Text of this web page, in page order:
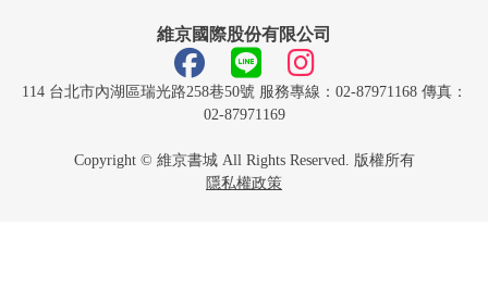
維京國際股份有限公司
114 台北市內湖區瑞光路258巷50號 服務專線：02-87971168 傳真：
02-87971169
Copyright © 維京書城 All Rights Reserved. 版權所有
隱私權政策